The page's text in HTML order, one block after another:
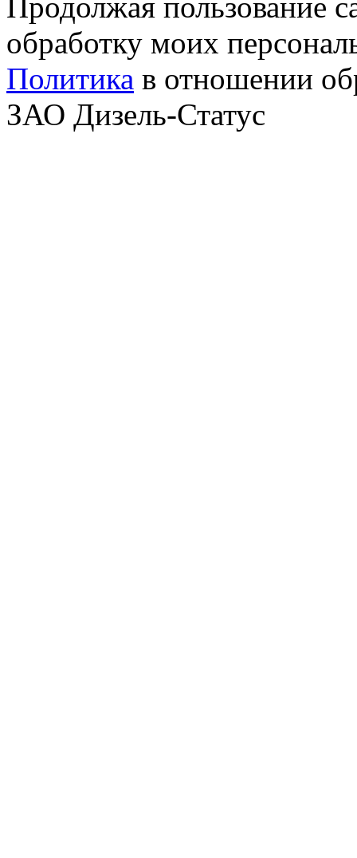
обработку моих
Политика в отношении
ЗАО Дизель-Статус